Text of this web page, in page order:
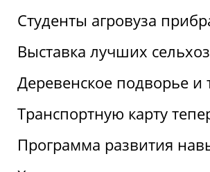
Студенты агровуза
Выставка лучших
Деревенское подворье и
Транспортную карту
Программа развития